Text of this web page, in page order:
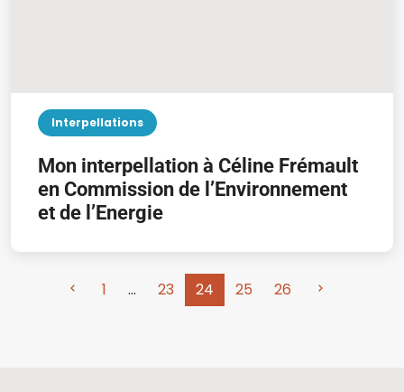
Interpellations
Mon interpellation à Céline Frémault
en Commission de l’Environnement
et de l’Energie
1 … 23 24 25 26